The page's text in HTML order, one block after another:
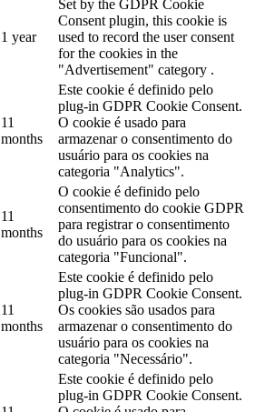
1 year
Set by the GDPR Cookie
Consent plugin, this cookie is
used to record the user consent
for the cookies in the
"Advertisement" category .
11
months
Este cookie é definido pelo
plug-in GDPR Cookie Consent.
O cookie é usado para
armazenar o consentimento do
usuário para os cookies na
categoria "Analytics".
11
months
O cookie é definido pelo
consentimento do cookie GDPR
para registrar o consentimento
do usuário para os cookies na
categoria "Funcional".
11
months
Este cookie é definido pelo
plug-in GDPR Cookie Consent.
Os cookies são usados para
armazenar o consentimento do
usuário para os cookies na
categoria "Necessário".
Este cookie é definido pelo
plug-in GDPR Cookie Consent.